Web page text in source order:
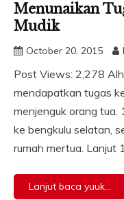
Menunaikan
Mudik
October 20, 2015
Post Views: 2,278
mendapatkan tugas
menjenguk orang
ke bengkulu selatan,
rumah mertua. Lanjut
Lanjut baca yuuk...